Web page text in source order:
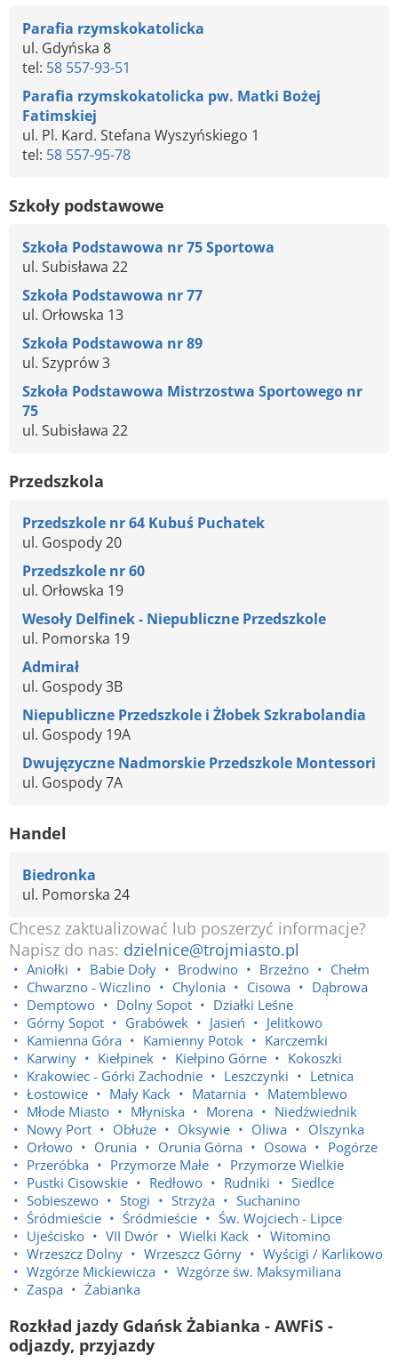
Parafia rzymskokatolicka
ul. Gdyńska 8
tel: 58 557-93-51
Parafia rzymskokatolicka pw. Matki Bożej
Fatimskiej
ul. Pl. Kard. Stefana Wyszyńskiego 1
tel: 58 557-95-78
Szkoły podstawowe
Szkoła Podstawowa nr 75 Sportowa
ul. Subisława 22
Szkoła Podstawowa nr 77
ul. Orłowska 13
Szkoła Podstawowa nr 89
ul. Szyprów 3
Szkoła Podstawowa Mistrzostwa Sportowego nr
75
ul. Subisława 22
Przedszkola
Przedszkole nr 64 Kubuś Puchatek
ul. Gospody 20
Przedszkole nr 60
ul. Orłowska 19
Wesoły Delfinek - Niepubliczne Przedszkole
ul. Pomorska 19
Admirał
ul. Gospody 3B
Niepubliczne Przedszkole i Żłobek Szkrabolandia
ul. Gospody 19A
Dwujęzyczne Nadmorskie Przedszkole Montessori
ul. Gospody 7A
Handel
Biedronka
ul. Pomorska 24
Chcesz zaktualizować lub poszerzyć informacje?
Napisz do nas: dzielnice@trojmiasto.pl
Aniołki Babie Doły Brodwino Brzeźno
Chełm
Chwarzno - Wiczlino
Chylonia Cisowa
Dąbrowa
Demptowo
Dolny Sopot
Działki Leśne
Górny Sopot
Grabówek Jasień
Jelitkowo
Kamienna Góra
Kamienny Potok
Karczemki
Karwiny
Kiełpinek Kiełpino Górne
Kokoszki
Krakowiec - Górki Zachodnie
Leszczynki
Letnica
Łostowice
Mały Kack Matarnia
Matemblewo
Młode Miasto
Młyniska Morena
Niedźwiednik
Nowy Port
Obłuże Oksywie Oliwa
Olszynka
Orłowo
Orunia Orunia Górna Osowa
Pogórze
Przeróbka
Przymorze Małe
Przymorze Wielkie
Pustki Cisowskie
Redłowo Rudniki
Siedlce
Sobieszewo
Stogi Strzyża
Suchanino
Śródmieście
Śródmieście
Św. Wojciech - Lipce
Ujeścisko
VII Dwór Wielki Kack
Witomino
Wrzeszcz Dolny
Wrzeszcz Górny
Wyścigi / Karlikowo
Wzgórze Mickiewicza
Wzgórze św. Maksymiliana
Zaspa
Żabianka
Rozkład jazdy Gdańsk Żabianka - AWFiS -
odjazdy, przyjazdy